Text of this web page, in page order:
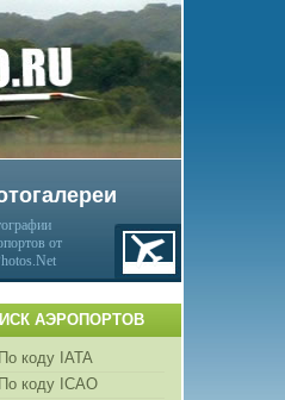
от
АЭРОПОРТОВ
По коду IATA
По коду ICAO